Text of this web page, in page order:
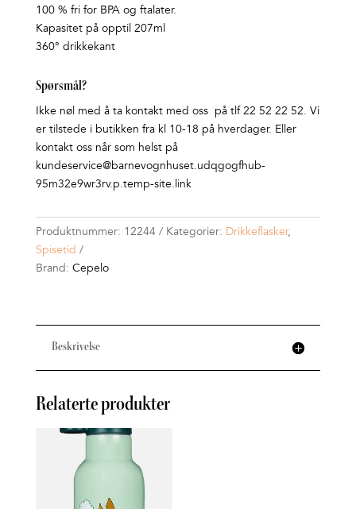
100 % fri for BPA og ftalater.
Kapasitet på opptil 207ml
360° drikkekant
Spørsmål?
Ikke nøl med å ta kontakt med oss på tlf 22 52 22 52. Vi
er tilstede i butikken fra kl 10-18 på hverdager. Eller
kontakt oss når som helst på
kundeservice@barnevognhuset.udqgogfhub-
95m32e9wr3rv.p.temp-site.link
Produktnummer: 12244 Kategorier: Drikkeflasker,
Spisetid
Brand: Cepelo
Beskrivelse
Relaterte produkter